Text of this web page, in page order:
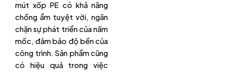
mút xốp PE có khả năng
chống ẩm tuyệt vời, ngăn
chặn sự phát triển của nấm
mốc, đảm bảo độ bền của
công trình. Sản phẩm cũng
có hiệu quả trong việc